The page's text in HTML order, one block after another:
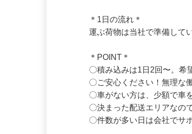
＊1日の流れ＊
＊POINT＊
〇積み込みは1日2回〜。
〇ご安心ください！無理な
〇車がない方は、少額で車
〇決まった配送エリアなの